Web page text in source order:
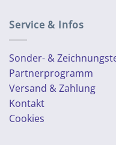
Service & Infos
Sonder- &
Partnerprogramm
Versand & Zahlung
Kontakt
Cookies